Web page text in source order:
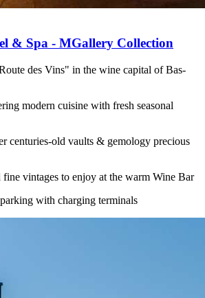
& Spa - MGallery Collection
des Vins" in the wine capital of Bas-
modern cuisine with fresh seasonal
centuries-old vaults & gemology precious
fine vintages to enjoy at the warm Wine Bar
with charging terminals